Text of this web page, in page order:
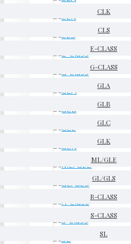
CLK
CLS
E-CLASS
G-CLASS
GLA
GLB
GLC
GLK
ML/GLE
GL/GLS
R-CLASS
S-CLASS
SL